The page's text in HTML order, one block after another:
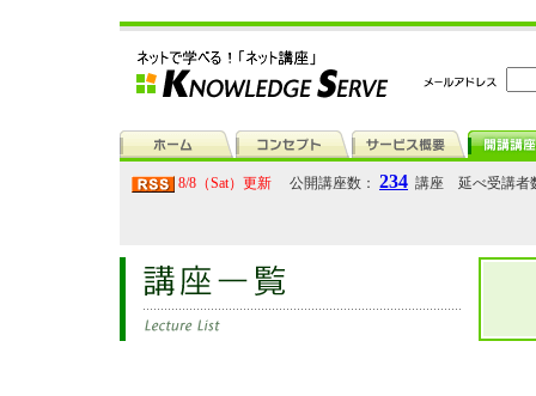
8/8（Sat）更新 公開講座数： 234 講座 延べ受講者